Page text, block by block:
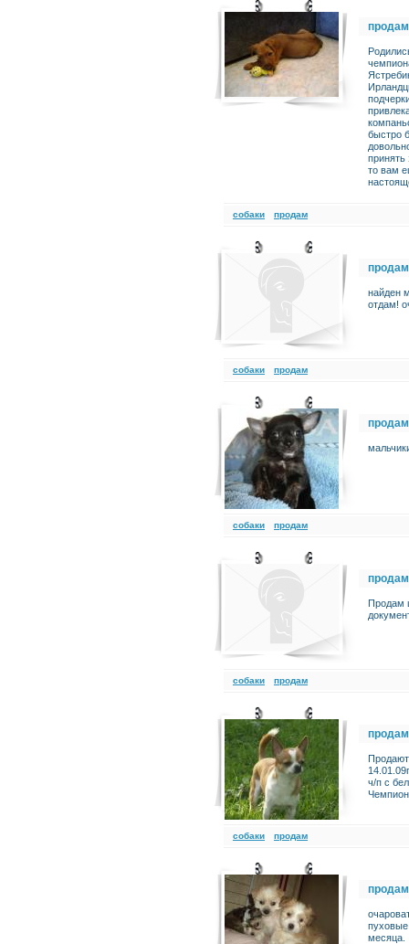
продам
быстро
принять
то вам
cобаки продам
продам
найден
отдам!
cобаки продам
продам
cобаки продам
продам
Продам
cобаки продам
продам
ч/п с
cобаки продам
продам
пуховые
месяца.